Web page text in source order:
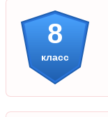
8
класс